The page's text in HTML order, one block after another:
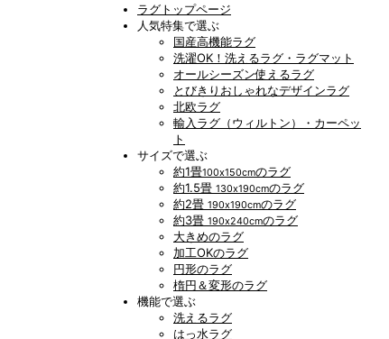
ラグトップページ
人気特集で選ぶ
国産高機能ラグ
洗濯OK！洗えるラグ・ラグマット
オールシーズン使えるラグ
とびきりおしゃれなデザインラグ
北欧ラグ
輸入ラグ（ウィルトン）・カーペッ
ト
サイズで選ぶ
約1畳100x150cmのラグ
約1.5畳 130x190cmのラグ
約2畳 190x190cmのラグ
約3畳 190x240cmのラグ
大きめのラグ
加工OKのラグ
円形のラグ
楕円＆変形のラグ
機能で選ぶ
洗えるラグ
はっ水ラグ